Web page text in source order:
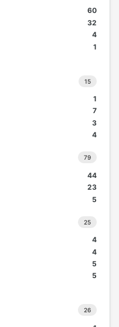
60
32
4
1
15
1
7
3
4
79
44
23
5
25
4
4
5
5
26